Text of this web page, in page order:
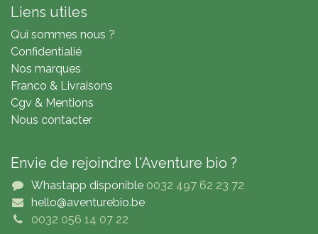
Liens utiles
Qui sommes nous ?
Confidentialié
Nos marques
Franco & Livraisons
Cgv & Mentions
Nous contacter
Envie de rejoindre l'Aventure bio ?
Whastapp disponible0032 497 62 23 72
hello@aventurebio.be
0032 056 14 07 22